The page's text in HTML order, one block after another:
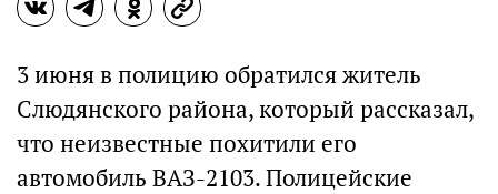
3 июня в полицию обратился житель
Слюдянского района, который рассказал,
что неизвестные похитили его
автомобиль ВАЗ-2103. Полицейские